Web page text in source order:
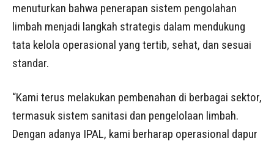
menuturkan bahwa penerapan sistem pengolahan
limbah menjadi langkah strategis dalam mendukung
tata kelola operasional yang tertib, sehat, dan sesuai
standar.
“Kami terus melakukan pembenahan di berbagai sektor,
termasuk sistem sanitasi dan pengelolaan limbah.
Dengan adanya IPAL, kami berharap operasional dapur